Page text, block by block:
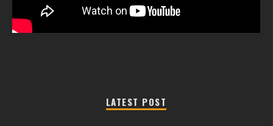
LATEST POST